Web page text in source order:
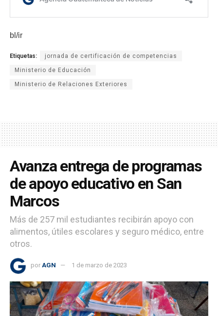
bl/ir
Etiquetas: jornada de certificación de competencias
Ministerio de Educación
Ministerio de Relaciones Exteriores
Avanza entrega de programas
de apoyo educativo en San
Marcos
Más de 257 mil estudiantes recibirán apoyo con
alimentos, útiles escolares y seguro médico, entre
otros.
por AGN 1 de marzo de 2023